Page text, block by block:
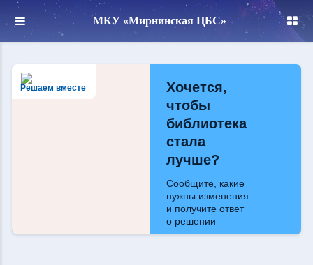
МКУ «Мирнинская ЦБС»
Решаем вместе
Хочется,
чтобы
библиотека
стала
лучше?
Сообщите, какие
нужны изменения
и получите ответ
о решении